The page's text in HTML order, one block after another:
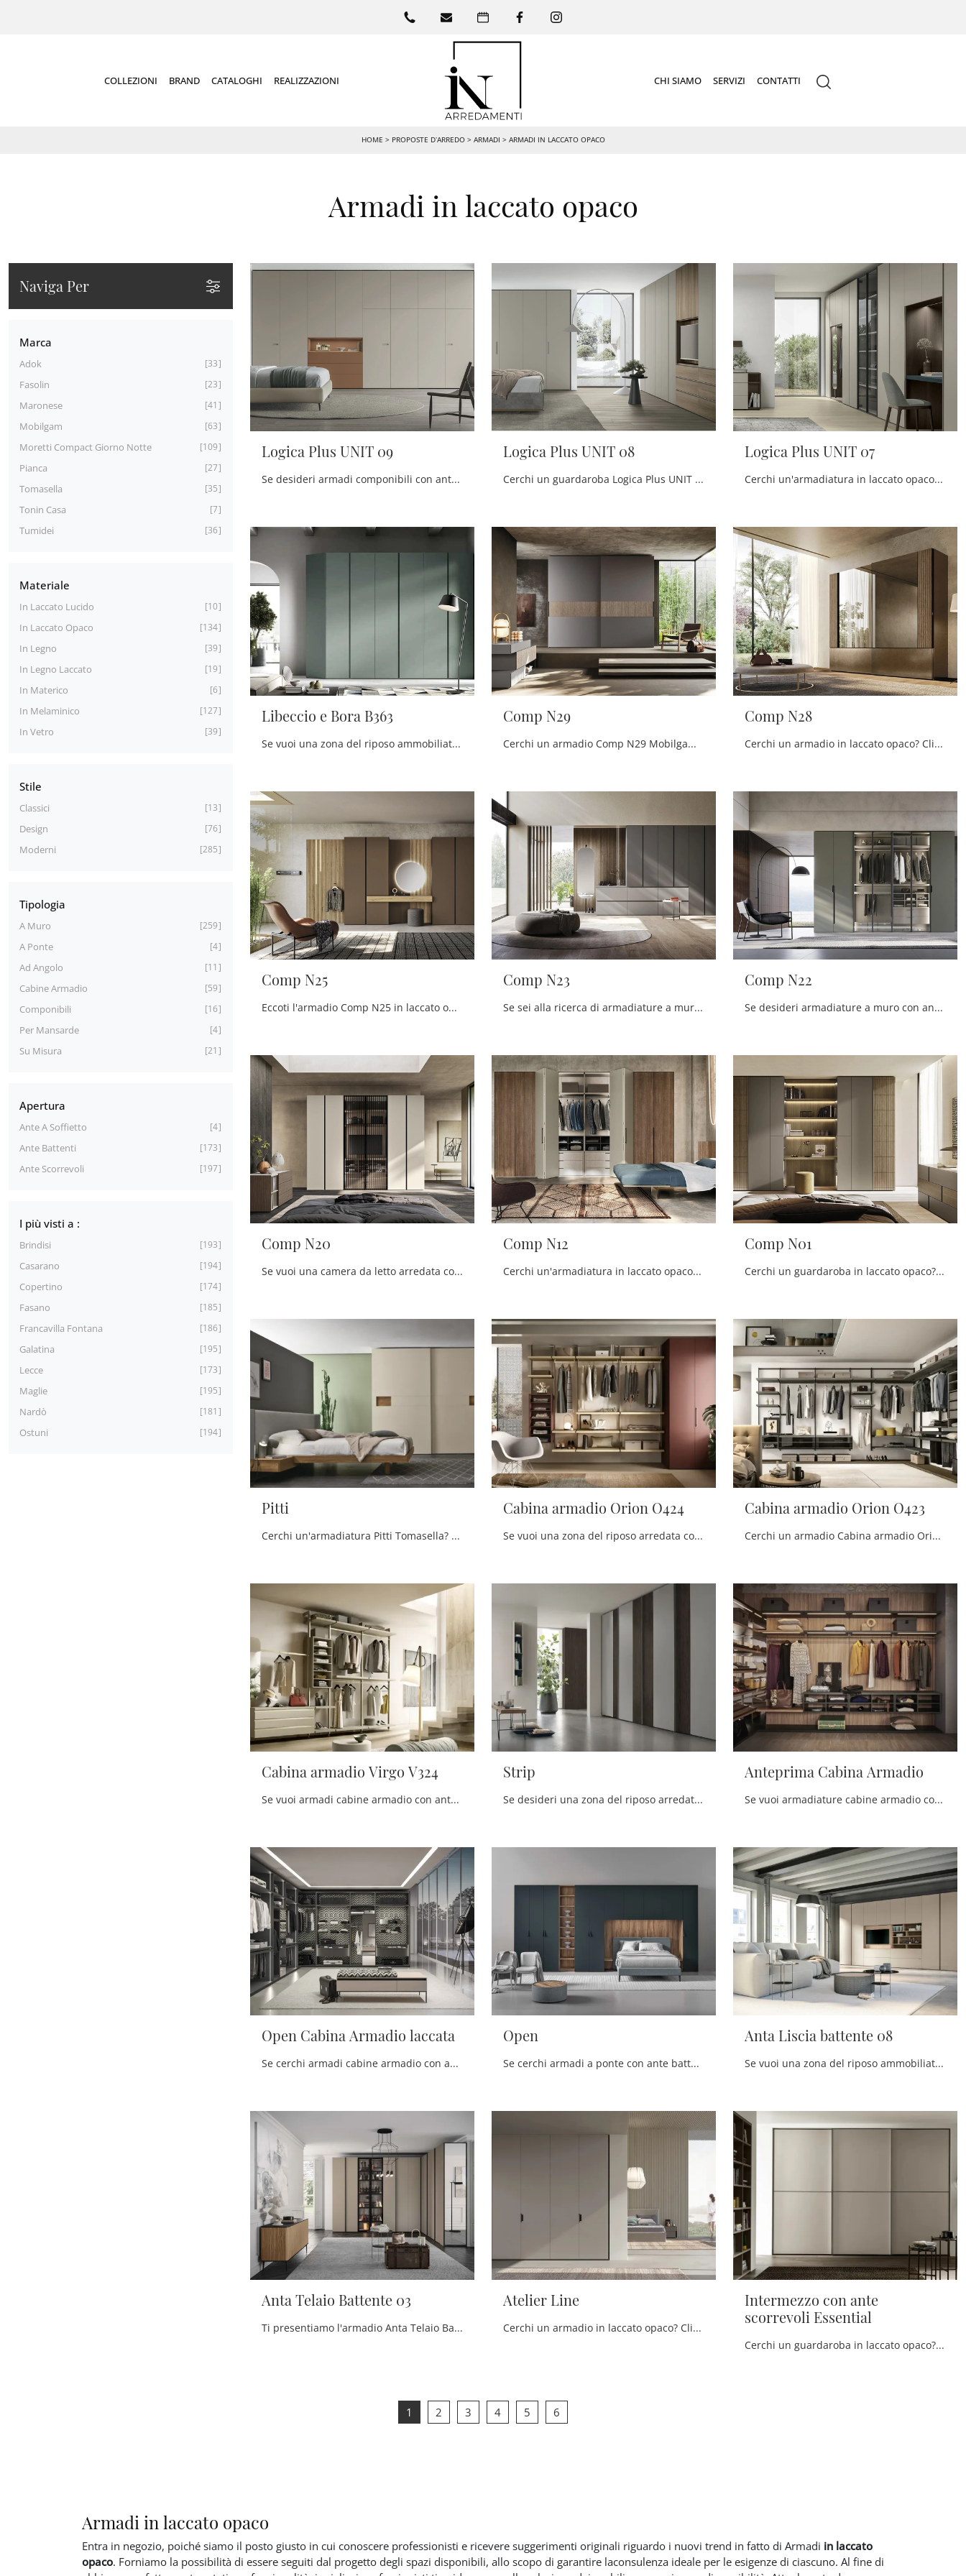
COLLEZIONI BRAND CATALOGHI REALIZZAZIONI CHI SIAMO SERVIZI CONTATTI
HOME > PROPOSTE D’ARREDO> ARMADI > ARMADI IN LACCATO OPACO
Armadi in laccato opaco
Naviga Per
Marca
Adok 33
Fasolin 23
Maronese 41
Mobilgam 63
Moretti Compact Giorno Notte 109
Pianca 27
Tomasella 35
Tonin Casa 7
Tumidei 36
Materiale
In Laccato Lucido 10
In Laccato Opaco 134
In Legno 39
In Legno Laccato 19
In Materico 6
In Melaminico 127
In Vetro 39
Stile
Classici 13
Design 76
Moderni 285
Tipologia
A Muro 259
A Ponte 4
Ad Angolo 11
Cabine Armadio 59
Componibili 16
Per Mansarde 4
Su Misura 21
Apertura
Ante A Soffietto 4
Ante Battenti 173
Ante Scorrevoli 197
I più visti a :
Brindisi 193
Casarano 194
Copertino 174
Fasano 185
Francavilla Fontana 186
Galatina 195
Lecce 173
Maglie 195
Nardò 181
Ostuni 194
Logica Plus UNIT 09
Se desideri armadi componibili con ante battenti, clicca e scopri l'armadio Logica Plus UNIT 09 di Tomasella in laccato opaco.
Logica Plus UNIT 08
Cerchi un guardaroba Logica Plus UNIT 08 Tomasella? Clicca subito! Gli armadi componibili con ante battenti ti attendono.
Logica Plus UNIT 07
Cerchi un'armadiatura in laccato opaco? Clicca e scopri armadi componibili con ante battenti di Tomasella.
Libeccio e Bora B363
Se vuoi una zona del riposo ammobiliata al meglio, scegli l'armadio Libeccio e Bora B363 con ante battenti di Moretti Compact Giorno Notte!
Comp N29
Cerchi un armadio Comp N29 Mobilgam? Clicca subito! Gli armadi a muro con ante scorrevoli ti attendono.
Comp N28
Cerchi un armadio in laccato opaco? Clicca e scopri armadiature a muro con ante scorrevoli di Mobilgam.
Comp N25
Eccoti l'armadio Comp N25 in laccato opaco di Mobilgam! Un ricco catalogo di armadi componibili con ante battenti.
Comp N23
Se sei alla ricerca di armadiature a muro con ante battenti, clicca e scopri l'armadio Comp N23 di Mobilgam in laccato opaco.
Comp N22
Se desideri armadiature a muro con ante battenti, clicca e scopri l'armadio Comp N22 di Mobilgam in laccato opaco.
Comp N20
Se vuoi una camera da letto arredata con gusto, scegli l'armadio Comp N20 con ante battenti di Mobilgam!
Comp N12
Cerchi un'armadiatura in laccato opaco? Clicca e scopri armadiature a muro con ante a soffietto di Mobilgam.
Comp N01
Cerchi un guardaroba in laccato opaco? Clicca e scopri armadiature a muro con ante battenti di Mobilgam.
Pitti
Cerchi un'armadiatura Pitti Tomasella? Clicca subito! Gli armadi a muro con ante scorrevoli ti attendono.
Cabina armadio Orion O424
Se vuoi una zona del riposo arredata con gusto, scegli l'armadio Cabina armadio Orion O424 con ante battenti di Moretti Compact Giorno Notte!
Cabina armadio Orion O423
Cerchi un armadio Cabina armadio Orion O423 Moretti Compact Giorno Notte? Clicca subito! Gli armadi cabine armadio con ante scorrevoli ti attendono.
Cabina armadio Virgo V324
Se vuoi armadi cabine armadio con ante scorrevoli, clicca e scopri l'armadio Cabina armadio Virgo V324 di Moretti Compact Giorno Notte in laccato ...
Strip
Se desideri una zona del riposo arredata al meglio, scegli l'armadio Strip con ante scorrevoli di Tomasella!
Anteprima Cabina Armadio
Se vuoi armadiature cabine armadio con ante scorrevoli, clicca e scopri l'armadio Anteprima Cabina Armadio di Pianca in laccato opaco.
Open Cabina Armadio laccata
Se cerchi armadi cabine armadio con ante scorrevoli, clicca e scopri l'armadio Open Cabina Armadio laccata di Tumidei in laccato opaco.
Open
Se cerchi armadi a ponte con ante battenti, clicca e scopri l'armadio Open di Tumidei in laccato opaco.
Anta Liscia battente 08
Se vuoi una zona del riposo ammobiliata al meglio, scegli l'armadio Anta Liscia battente 08 con ante battenti di Tumidei!
Anta Telaio Battente 03
Ti presentiamo l'armadio Anta Telaio Battente 03 in laccato opaco di Tumidei! Un ricco catalogo di armadi ad angolo con ante battenti.
Atelier Line
Cerchi un armadio in laccato opaco? Clicca e scopri armadi su misura con ante battenti di Adok.
Intermezzo con ante
scorrevoli Essential
Cerchi un guardaroba in laccato opaco? Clicca e scopri armadiature a muro con ante scorrevoli di Adok.
1 2 3 4 5 6
Armadi in laccato opaco
Entra in negozio, poiché siamo il posto giusto in cui conoscere professionisti e ricevere suggerimenti originali riguardo i nuovi trend in fatto di Armadi in laccato
opaco. Forniamo la possibilità di essere seguiti dal progetto degli spazi disponibili, allo scopo di garantire laconsulenza ideale per le esigenze di ciascuno. Al fine di